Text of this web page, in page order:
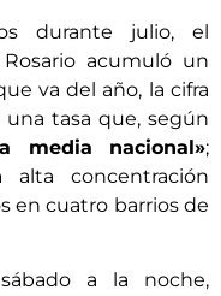
durante julio, el
acumuló un
va del año, la cifra
tasa que, según
media nacional»;
concentración
en cuatro barrios de
a la noche,